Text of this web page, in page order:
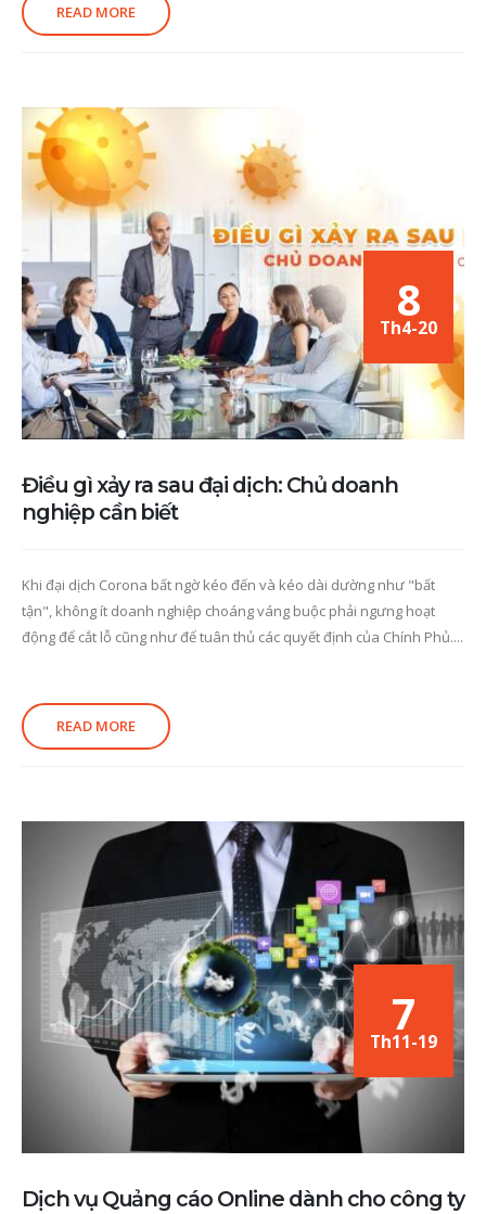
READ MORE
8
Th4-20
Điều gì xảy ra sau đại dịch: Chủ doanh
nghiệp cần biết
Khi đại dịch Corona bất ngờ kéo đến và kéo dài dường như "bất
tận", không ít doanh nghiệp choáng váng buộc phải ngưng hoạt
động để cắt lỗ cũng như để tuân thủ các quyết định của Chính Phủ....
READ MORE
7
Th11-19
Dịch vụ Quảng cáo Online dành cho công ty